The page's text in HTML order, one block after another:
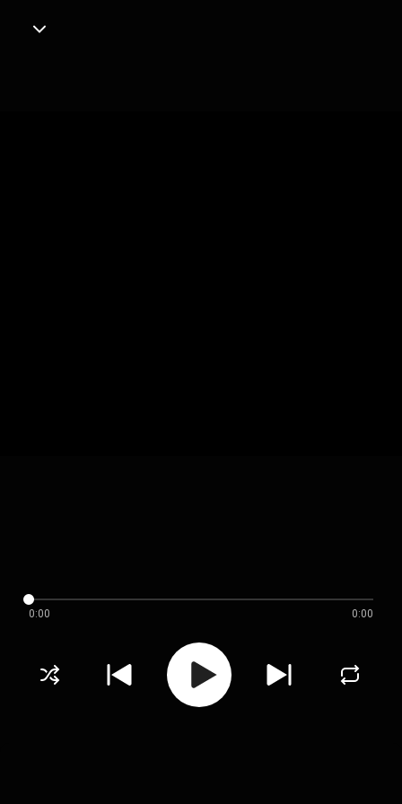
0:00 0:00